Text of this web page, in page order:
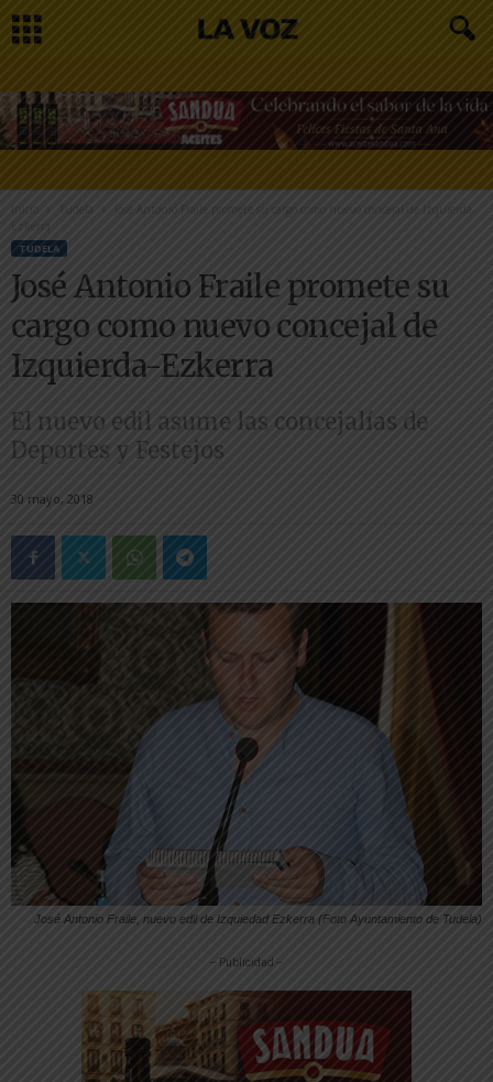
Inicio Tudela
José Antonio Fraile promete su cargo como nuevo concejal de Izquierda-
Ezkerra
TUDELA
José Antonio Fraile promete su
cargo como nuevo concejal de
Izquierda-Ezkerra
El nuevo edil asume las concejalías de
Deportes y Festejos
30 mayo, 2018
José Antonio Fraile, nuevo edil de Izquiedad Ezkerra (Foto Ayuntamiento de Tudela)
-- Publicidad --